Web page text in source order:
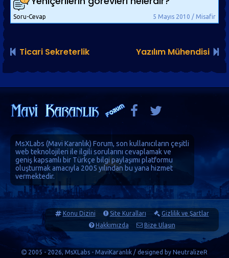
5 Mayıs 2010 / Misafir
Soru-Cevap
Ticari Sekreterlik Yazılım Mühendisi
MsXLabs (Mavi Karanlık) Forum, son kullanıcıların çeşitli
web teknolojileri ile ilgili sorularını cevaplamak ve
geniş kapsamlı bir Türkçe bilgi paylaşımı platformu
oluşturmak amacıyla 2005 yılından bu yana hizmet
vermektedir.
Konu Dizini Site Kuralları
Gizlilik ve Şartlar
Hakkımızda
Bize Ulaşın
2005 - 2026, MsXLabs - MaviKaranlık / designed by NeutralizeR